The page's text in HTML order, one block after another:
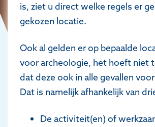
is, ziet u direct welke regels er
gekozen locatie.
Ook al gelden er op bepaalde
voor archeologie, het hoeft niet
dat deze ook in alle gevallen
Dat is namelijk afhankelijk van
De activiteit(en) of